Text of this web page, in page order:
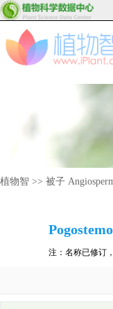
植物智 >> 被子
注：名称已修订